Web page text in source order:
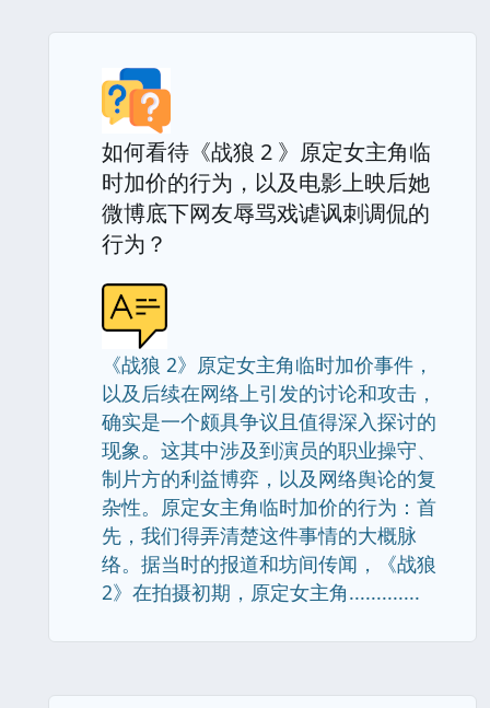
如何看待《战狼 2 》原定女主角临
时加价的行为，以及电影上映后她
微博底下网友辱骂戏谑讽刺调侃的
行为？
《战狼 2》原定女主角临时加价事件，
以及后续在网络上引发的讨论和攻击，
确实是一个颇具争议且值得深入探讨的
现象。这其中涉及到演员的职业操守、
制片方的利益博弈，以及网络舆论的复
杂性。原定女主角临时加价的行为：首
先，我们得弄清楚这件事情的大概脉
络。据当时的报道和坊间传闻，《战狼
2》在拍摄初期，原定女主角.............